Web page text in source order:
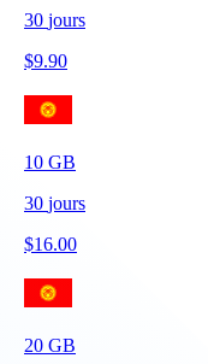
30 jours
$9.90
10 GB
30 jours
$16.00
20 GB